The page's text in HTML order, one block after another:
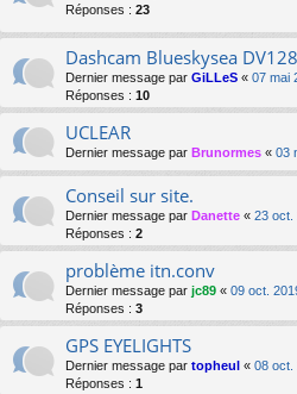
Réponses : 23
Dashcam Blueskysea
Dernier message par GiLLeS « 07 mai
Réponses : 10
UCLEAR
Dernier message par Brunormes « 03
Conseil sur site.
Dernier message par Danette « 23 oct.
Réponses : 2
problème itn.conv
Dernier message par jc89 « 09 oct.
Réponses : 3
GPS EYELIGHTS
Dernier message par topheul « 08 oct.
Réponses : 1